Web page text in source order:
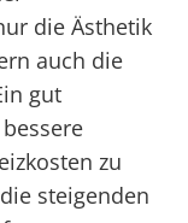
die Ästhetik
auch die
gut
zu
steigenden